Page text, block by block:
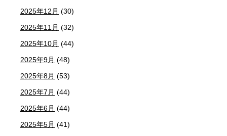
2025年12月 (30)
2025年11月 (32)
2025年10月 (44)
2025年9月 (48)
2025年8月 (53)
2025年7月 (44)
2025年6月 (44)
2025年5月 (41)